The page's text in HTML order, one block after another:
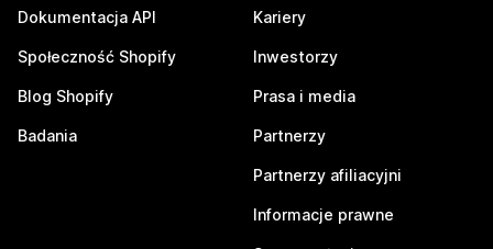
Dokumentacja API
Społeczność Shopify
Blog Shopify
Badania
Kariery
Inwestorzy
Prasa i media
Partnerzy
Partnerzy afiliacyjni
Informacje prawne